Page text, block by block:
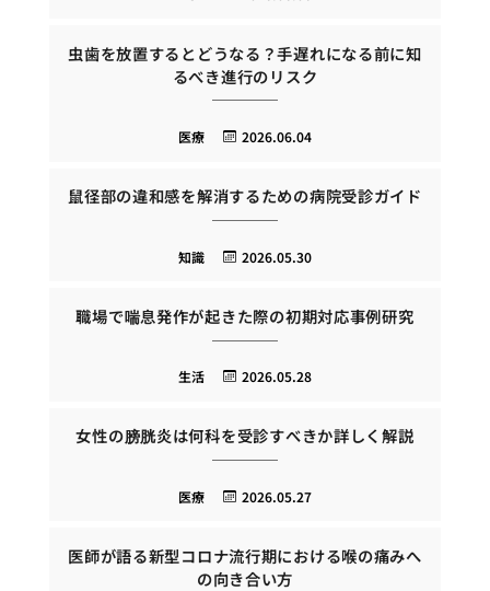
虫歯を放置するとどうなる？手遅れになる前に知
るべき進行のリスク
2026.06.04
医療
鼠径部の違和感を解消するための病院受診ガイド
2026.05.30
知識
職場で喘息発作が起きた際の初期対応事例研究
2026.05.28
生活
女性の膀胱炎は何科を受診すべきか詳しく解説
2026.05.27
医療
医師が語る新型コロナ流行期における喉の痛みへ
の向き合い方